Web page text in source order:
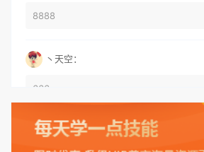
8888
丶天空：
666
丶天空：